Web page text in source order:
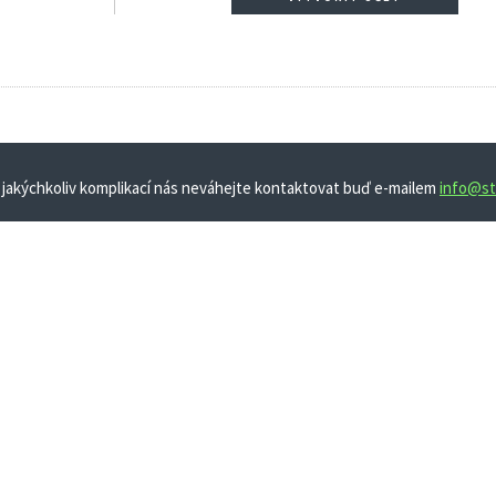
jakýchkoliv komplikací nás neváhejte kontaktovat buď e-mailem